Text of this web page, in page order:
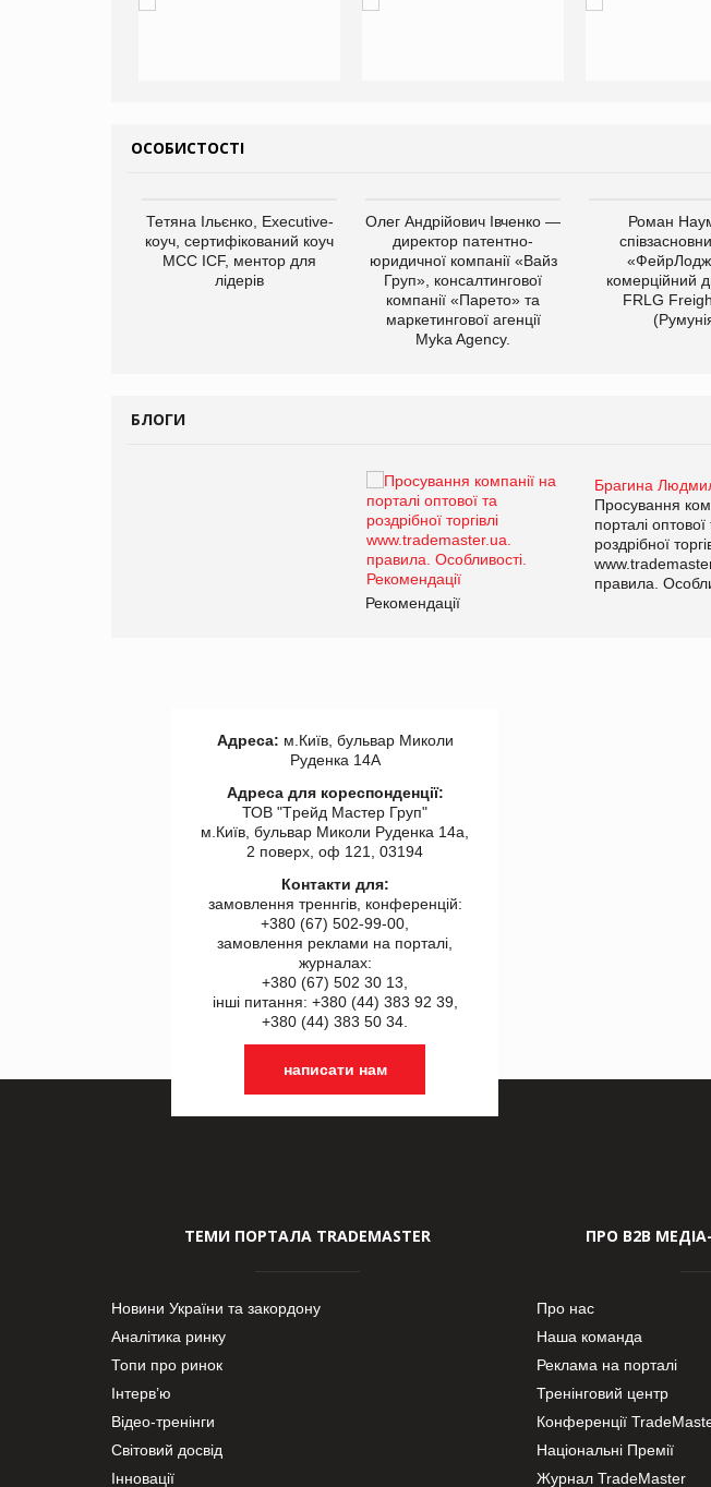
ОСОБИСТОСТІ
Тетяна Ільєнко, Executive-
коуч, сертифікований коуч
МСС ICF, ментор для
лідерів
Олег Андрійович Івченко —
директор патентно-
юридичної компанії «Вайз
Груп», консалтингової
компанії «Парето» та
маркетингової агенції
Myka Agency.
Роман
комерційний
FRLG
БЛОГИ
Брагина
Просування
порталі оптової
роздрібної
правила.
Рекомендації
Адреса: м.Київ, бульвар Миколи
Руденка 14А
Адреса для кореспонденції:
ТОВ "Tрейд Мастер Груп"
м.Київ, бульвар Миколи Руденка 14а,
2 поверх, оф 121, 03194
Контакти для:
замовлення треннгів, конференцій:
+380 (67) 502-99-00,
замовлення реклами на порталі,
журналах:
+380 (67) 502 30 13,
інші питання: +380 (44) 383 92 39,
+380 (44) 383 50 34.
написати нам
ТЕМИ ПОРТАЛА TRADEMASTER
Новини України та закордону
Аналітика ринку
Топи про ринок
Інтерв’ю
Відео-тренінги
Світовий досвід
Інновації
ПРО В2В МЕДІА-
Про нас
Наша команда
Реклама на порталі
Тренінговий центр
Конференції
Національні Премії
Журнал TradeMaster